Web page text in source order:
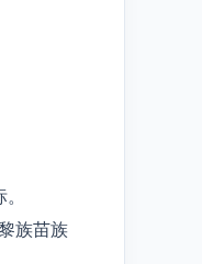
族苗族